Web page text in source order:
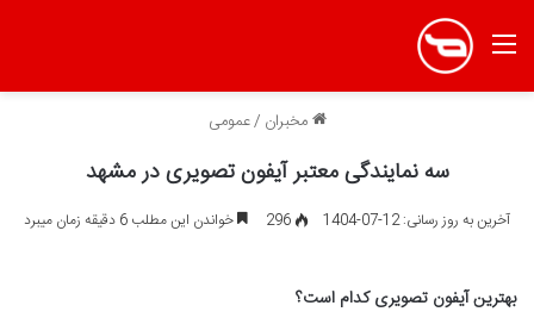
منو
مخبران /عمومی
سه نمایندگی معتبر آیفون تصویری در مشهد
آخرین به روز رسانی: 12-07-1404 296 خواندن این مطلب 6 دقیقه زمان میبرد
بهترین آیفون تصویری کدام است؟